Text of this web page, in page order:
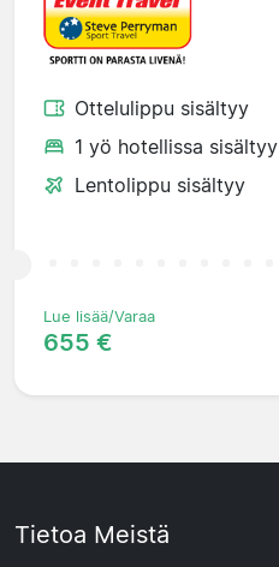
Ottelulippu sisältyy
1 yö hotellissa sisältyy
Lentolippu sisältyy
Lue lisää/Varaa
655 €
Tietoa Meistä